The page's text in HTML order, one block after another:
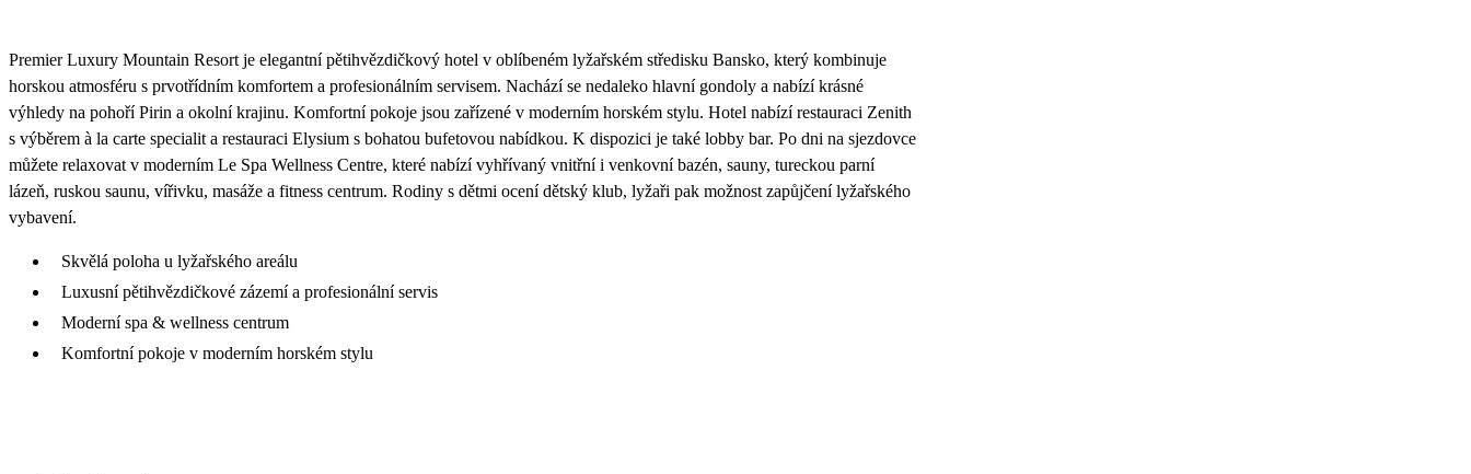
Premier Luxury Mountain Resort je elegantní pětihvězdičkový hotel v oblíbeném lyžařském středisku Bansko, který kombinuje
horskou atmosféru s prvotřídním komfortem a profesionálním servisem. Nachází se nedaleko hlavní gondoly a nabízí krásné
výhledy na pohoří Pirin a okolní krajinu. Komfortní pokoje jsou zařízené v moderním horském stylu. Hotel nabízí restauraci Zenith
s výběrem à la carte specialit a restauraci Elysium s bohatou bufetovou nabídkou. K dispozici je také lobby bar. Po dni na sjezdovce
můžete relaxovat v moderním Le Spa Wellness Centre, které nabízí vyhřívaný vnitřní i venkovní bazén, sauny, tureckou parní
lázeň, ruskou saunu, vířivku, masáže a fitness centrum. Rodiny s dětmi ocení dětský klub, lyžaři pak možnost zapůjčení lyžařského
vybavení.
Skvělá poloha u lyžařského areálu
Luxusní pětihvězdičkové zázemí a profesionální servis
Moderní spa & wellness centrum
Komfortní pokoje v moderním horském stylu